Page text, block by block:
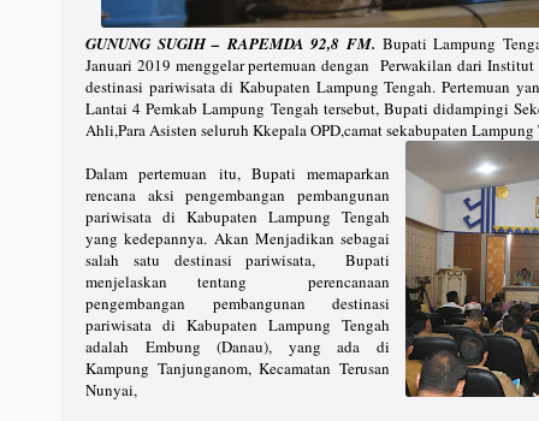
GUNUNG SUGIH – RAPEMDA 92,8 FM. Bupati Lampung
Januari 2019 menggelar pertemuan dengan Perwakilan dari
destinasi pariwisata di Kabupaten Lampung Tengah. Pertemuan
Lantai 4 Pemkab Lampung Tengah tersebut, Bupati didampingi
Ahli,Para Asisten seluruh Kkepala OPD,camat sekabupaten
Dalam pertemuan itu, Bupati memaparkan
rencana aksi pengembangan pembangunan
pariwisata di Kabupaten Lampung Tengah
yang kedepannya. Akan Menjadikan sebagai
salah satu destinasi pariwisata, Bupati
menjelaskan tentang perencanaan
pengembangan pembangunan destinasi
pariwisata di Kabupaten Lampung Tengah
adalah Embung (Danau), yang ada di
Kampung Tanjunganom, Kecamatan Terusan
Nunyai,